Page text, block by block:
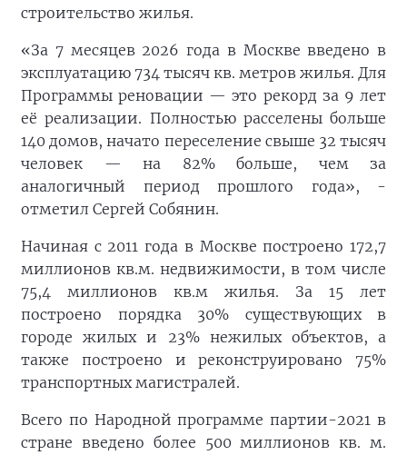
строительство жилья.
«За 7 месяцев 2026 года в Москве введено в
эксплуатацию 734 тысяч кв. метров жилья. Для
Программы реновации — это рекорд за 9 лет
её реализации. Полностью расселены больше
140 домов, начато переселение свыше 32 тысяч
человек — на 82% больше, чем за
аналогичный период прошлого года», -
отметил Сергей Собянин.
Начиная с 2011 года в Москве построено 172,7
миллионов кв.м. недвижимости, в том числе
75,4 миллионов кв.м жилья. За 15 лет
построено порядка 30% существующих в
городе жилых и 23% нежилых объектов, а
также построено и реконструировано 75%
транспортных магистралей.
Всего по Народной программе партии-2021 в
стране введено более 500 миллионов кв. м.